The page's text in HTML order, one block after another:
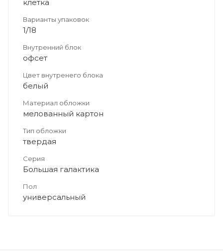
клетка
Варианты упаковок
1/18
Внутренний блок
офсет
Цвет внутренего блока
белый
Материал обложки
мелованный картон
Тип обложки
твердая
Серия
Большая галактика
Пол
универсальный